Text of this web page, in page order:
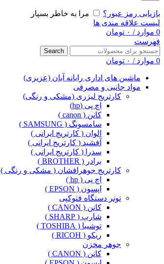
بازیابی رمز عبور؟
مرا به خاطر بسپار
لیست علاقه مندی ها
0 موارد / ۰ تومان
فهرست
Search
0 موارد / ۰ تومان
ماشین های اداری رایانه آبان (عزیزی)
مواد جانبی و مصرفی
کارتریج لیزری (مشکی و رنگی)
اچ پی (hp)
کانن ( canon )
سامسونگ ( SAMSUNG )
الوان ( کارتریج ایرانی )
آفشید ( کارتریج ایرانی )
سدرا ( کارتریج ایرانی )
برادر ( BROTHER )
کارتریج جوهرافشان ( مشکی و رنگی )
اچ پی ( hp )
اپسون ( EPSON )
تونر دستگاه فتوکپی
کانن ( CANON )
شارپ ( SHARP )
توشیبا ( TOSHIBA )
ریکو ( RICOH )
جوهر مخزن
کانن ( CANON )